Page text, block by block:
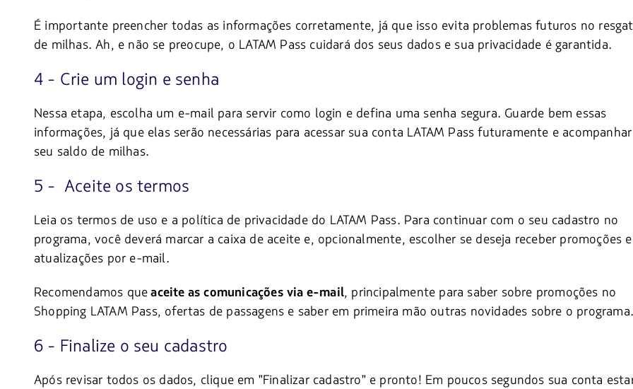
É importante preencher todas as informações corretamente, já que isso evita problemas futuros no
de milhas. Ah, e não se preocupe, o LATAM Pass cuidará dos seus dados e sua privacidade é garantida.
4 - Crie um login e senha
Nessa etapa, escolha um e-mail para servir como login e defina uma senha segura. Guarde bem essas
informações, já que elas serão necessárias para acessar sua conta LATAM Pass futuramente e
seu saldo de milhas.
5 - Aceite os termos
Leia os termos de uso e a política de privacidade do LATAM Pass. Para continuar com o seu cadastro no
programa, você deverá marcar a caixa de aceite e, opcionalmente, escolher se deseja receber promoções e
atualizações por e-mail.
Recomendamos queaceite as comunicações via e-mail, principalmente para saber sobre promoções no
Shopping LATAM Pass, ofertas de passagens e saber em primeira mão outras novidades sobre o
6 - Finalize o seu cadastro
Após revisar todos os dados, clique em "Finalizar cadastro" e pronto! Em poucos segundos sua conta